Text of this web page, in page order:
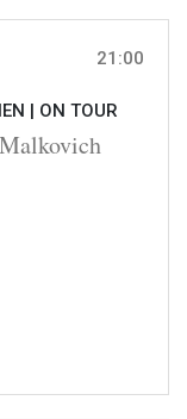
21:00
| ON TOUR